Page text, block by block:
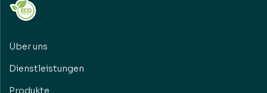
Über uns
Dienstleistungen
Produkte